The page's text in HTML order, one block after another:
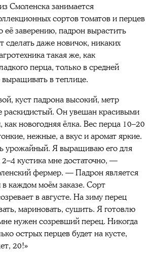
Смоленска занимается
сортов томатов и перцев
заверению, падрон вырастить
сделать даже новичок, никаких
такая же, как
перца, только в средней
в теплице.
куст падрона высокий, метр
Он увешан красивыми
новогодняя ёлка. Вес перца 10–20
нежные, а вкус и аромат яркие.
урожайный. Я выращиваю его для
кустика мне достаточно, —
фермер. — Падрон является
в каждом моём заказе. Сорт
в августе. На зиму перец
мариновать, сушить. Я готовлю
нужен созревший перец. Никогда
острых перцев будет на кусте,
20!»